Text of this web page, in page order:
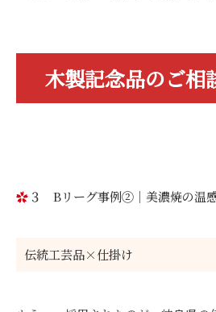
木製記念品のご相
３ Bリーグ事例②｜美濃焼の温
伝統工芸品×仕掛け